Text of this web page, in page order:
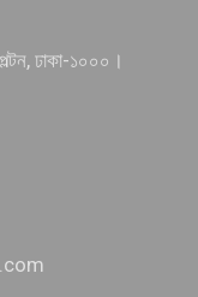
ঢাকা-১০০০।